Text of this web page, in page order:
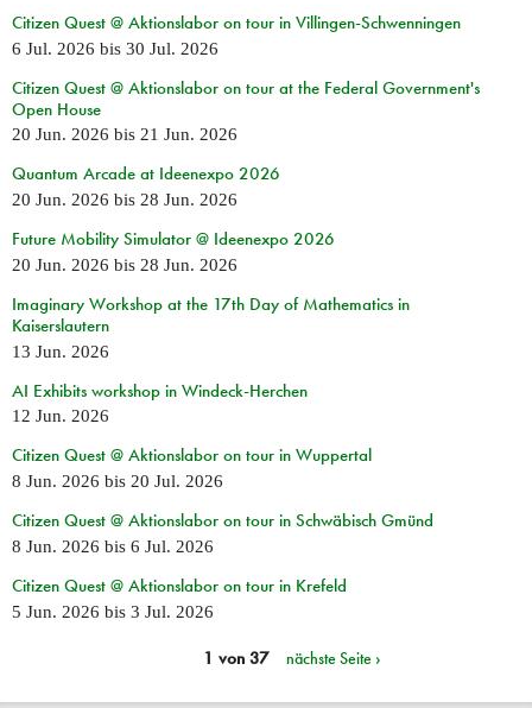
Citizen Quest @ Aktionslabor on tour in Villingen-Schwenningen
6 Jul. 2026 bis 30 Jul. 2026
Citizen Quest @ Aktionslabor on tour at the Federal Government's
Open House
20 Jun. 2026 bis 21 Jun. 2026
Quantum Arcade at Ideenexpo 2026
20 Jun. 2026 bis 28 Jun. 2026
Future Mobility Simulator @ Ideenexpo 2026
20 Jun. 2026 bis 28 Jun. 2026
Imaginary Workshop at the 17th Day of Mathematics in
Kaiserslautern
13 Jun. 2026
AI Exhibits workshop in Windeck-Herchen
12 Jun. 2026
Citizen Quest @ Aktionslabor on tour in Wuppertal
8 Jun. 2026 bis 20 Jul. 2026
Citizen Quest @ Aktionslabor on tour in Schwäbisch Gmünd
8 Jun. 2026 bis 6 Jul. 2026
Citizen Quest @ Aktionslabor on tour in Krefeld
5 Jun. 2026 bis 3 Jul. 2026
1 von 37 nächste Seite ›